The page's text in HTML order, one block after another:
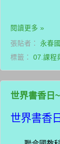
閱讀更多 »
張貼者： 永春
標籤： 07.課程
世界書香日
世界書香